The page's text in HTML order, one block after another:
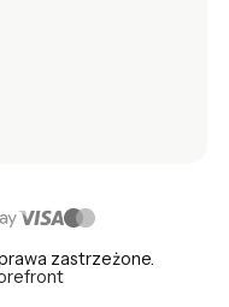
zastrzeżone.